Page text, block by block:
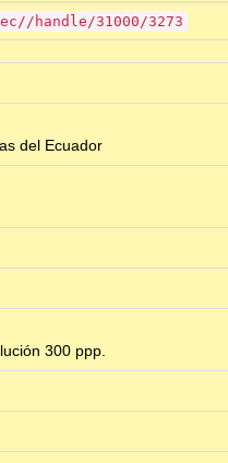
handle/31000/3273
del Ecuador
300 ppp.